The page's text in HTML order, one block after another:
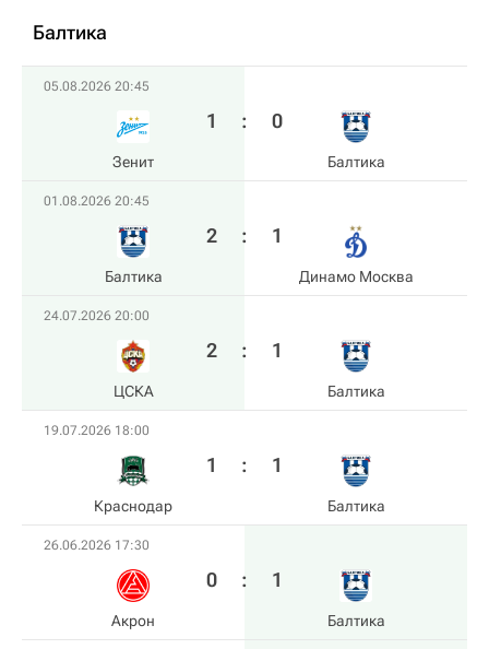
Балтика
05.08.2026 20:45
Зенит
1 : 0
Балтика
01.08.2026 20:45
Балтика
2 : 1
Динамо Москва
24.07.2026 20:00
ЦСКА
2 : 1
Балтика
19.07.2026 18:00
Краснодар
1 : 1
Балтика
26.06.2026 17:30
Акрон
0 : 1
Балтика